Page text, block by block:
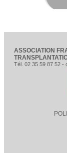
ASSOCIATION
Tél. 02 35 59 87 52 -